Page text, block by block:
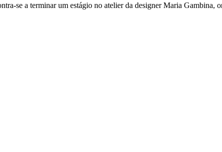
se a terminar um estágio no atelier da designer Maria Gambina,